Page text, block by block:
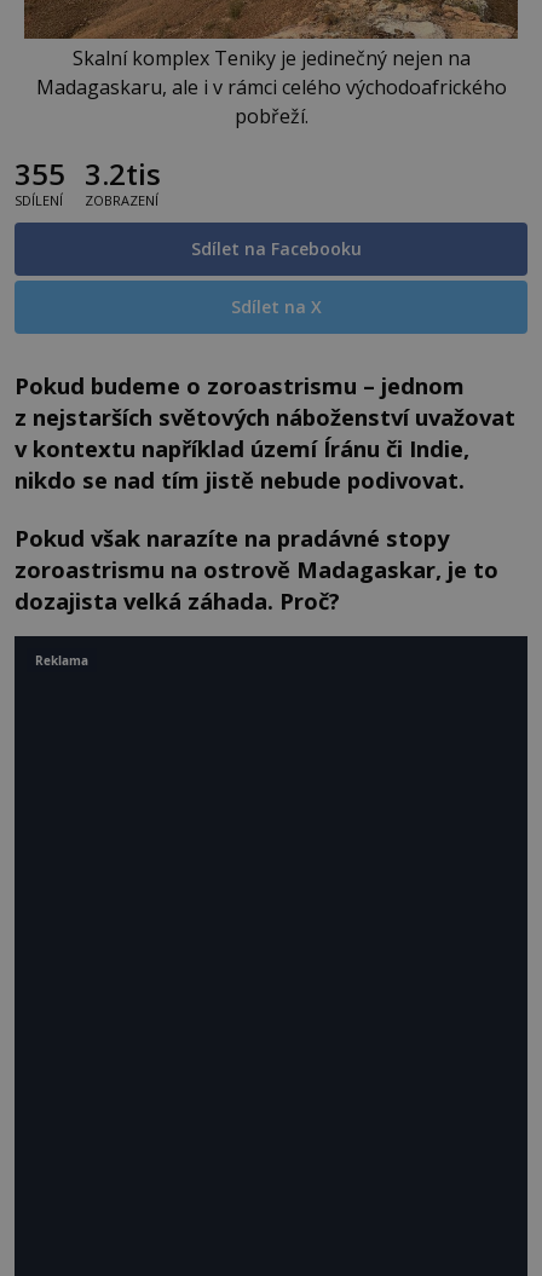
Skalní komplex Teniky je jedinečný nejen na
Madagaskaru, ale i v rámci celého východoafrického
pobřeží.
355
SDÍLENÍ
3.2tis
ZOBRAZENÍ
Sdílet na Facebooku
Sdílet na X
Pokud budeme o zoroastrismu – jednom
z nejstarších světových náboženství uvažovat
v kontextu například území Íránu či Indie,
nikdo se nad tím jistě nebude podivovat.
Pokud však narazíte na pradávné stopy
zoroastrismu na ostrově Madagaskar, je to
dozajista velká záhada. Proč?
Reklama